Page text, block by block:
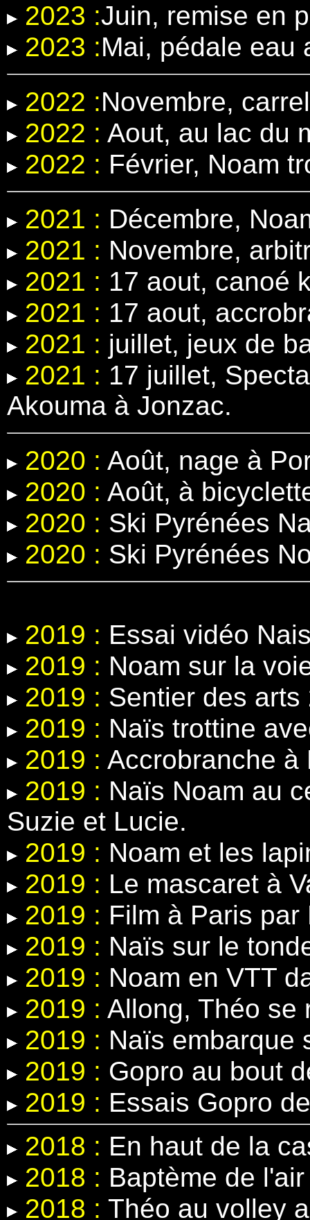
2023 :Juin, remise en
2023 :Mai, pédale eau
2022 :Novembre,
2022 : Aout, au lac du
2022 : Février, Noam
2021 : Décembre,
2021 : Novembre,
2021 : 17 aout, canoé
2021 : 17 aout,
2021 : juillet, jeux de
2021 : 17 juillet,
Akouma à Jonzac.
2020 : Août, nage à
2020 : Août, à
2020 : Ski Pyrénées
2020 : Ski Pyrénées
2019 : Essai vidéo
2019 : Noam sur la
2019 : Sentier des arts
2019 : Naïs trottine
2019 : Accrobranche à
2019 : Naïs Noam au
Suzie et Lucie.
2019 : Noam et les
2019 : Le mascaret à
2019 : Film à Paris par
2019 : Naïs sur le
2019 : Noam en VTT
2019 : Allong, Théo se
2019 : Naïs embarque
2019 : Gopro au bout
2019 : Essais Gopro
2018 : En haut de la
2018 : Baptème de
2018 : Théo au volley